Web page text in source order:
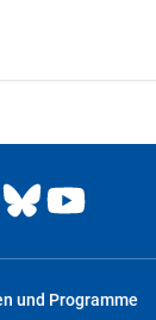
und Programme